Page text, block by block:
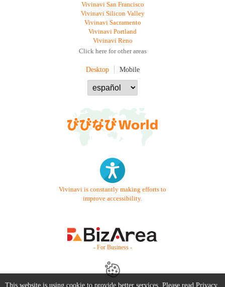
Vivinavi San Francisco
Vivinavi Silicon Valley
Vivinavi Sacramento
Vivinavi Portland
Vivinavi Reno
Click here for other areas
Desktop Mobile
Vivinavi is constantly making efforts to
improve accessibility.
- For Business -
This website is using cookie to provide better services. Please read Privacy